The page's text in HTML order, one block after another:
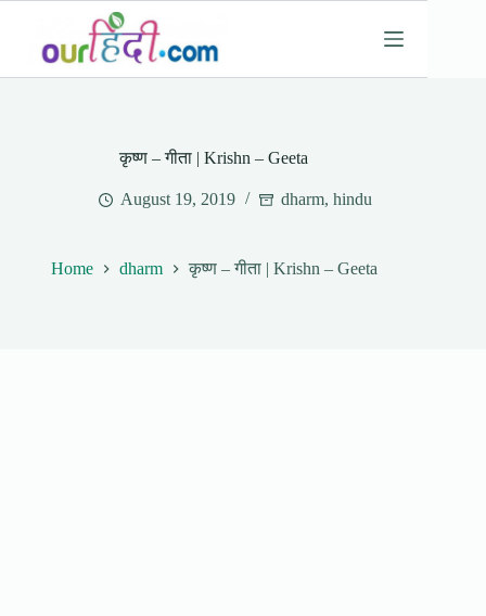
content
कृष्ण – गीता | Krishn – Geeta
August 19, 2019 dharm,hindu
Home dharm कृष्ण – गीता | Krishn – Geeta